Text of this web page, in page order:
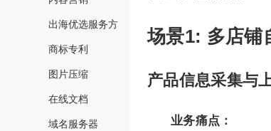
出海优选服务方
商标专利
图片压缩
在线文档
域名服务器
场景1: 多店铺
产品信息采集与
业务痛点 ：